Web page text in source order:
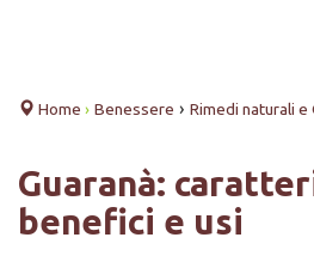
Home › Benessere › Rimedi naturali e
Guaranà:
benefici e usi